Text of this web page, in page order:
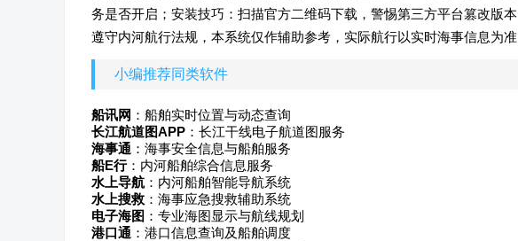
务是否开启；安装技巧：扫描官方二维码下载，警惕第三方平台篡改版
遵守内河航行法规，本系统仅作辅助参考，实际航行以实时海事信息为准
小编推荐同类软件
船讯网 ：船舶实时位置与动态查询
长江航道图APP ：长江干线电子航道图服务
海事通 ：海事安全信息与船舶服务
船E行：内河船舶综合信息服务
水上导航 ：内河船舶智能导航系统
水上搜救 ：海事应急搜救辅助系统
电子海图 ：专业海图显示与航线规划
港口通 ：港口信息查询及船舶调度